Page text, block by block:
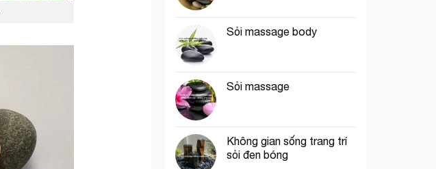
Sỏi massage body
Sỏi massage
Không gian sống trang trí
sỏi đen bóng